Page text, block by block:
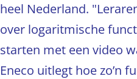
heel Nederland.
over logaritmische
starten met een video
Eneco uitlegt hoe zo’n